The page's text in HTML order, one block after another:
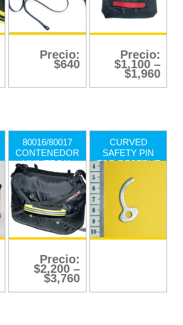
Precio:
$640
Precio:
$1,100 –
$1,960
80016/80017
CONTENEDOR
UNIVERSAL
CON
CUBIERTA DE
VUELO
Precio:
$2,200–
$3,760
CURVED
SAFETY PIN
FOR RESERVE
PARACHUTE